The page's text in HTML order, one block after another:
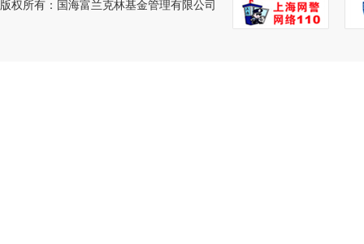
版权所有：国海富兰克林基金管理有限公司